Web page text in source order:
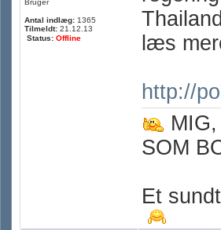
Bruger
Antal indlæg: 1365
Tilmeldt: 21.12.13
Status: Offline
Thailand
læs
http://
SOM
Et